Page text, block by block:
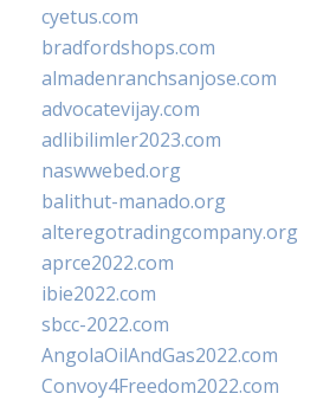
cyetus.com
bradfordshops.com
almadenranchsanjose.com
advocatevijay.com
adlibilimler2023.com
naswwebed.org
balithut-manado.org
alteregotradingcompany.org
aprce2022.com
ibie2022.com
sbcc-2022.com
AngolaOilAndGas2022.com
Convoy4Freedom2022.com